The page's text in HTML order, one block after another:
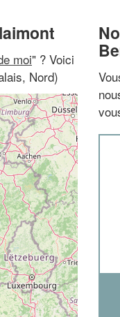
moi" ? Voici
Nord)